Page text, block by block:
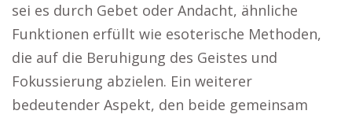
sei es durch Gebet oder Andacht, ähnliche
Funktionen erfüllt wie esoterische Methoden,
die auf die Beruhigung des Geistes und
Fokussierung abzielen. Ein weiterer
bedeutender Aspekt, den beide gemeinsam